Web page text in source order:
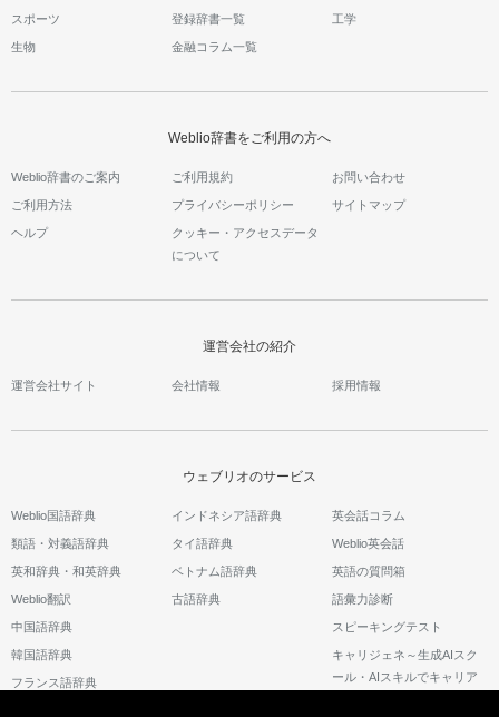
スポーツ 登録辞書一覧 工学
生物 金融コラム一覧
Weblio辞書をご利用の方へ
Weblio辞書のご案内 ご利用規約 お問い合わせ
ご利用方法 プライバシーポリシー サイトマップ
ヘルプ
クッキー・アクセスデータ
について
運営会社の紹介
運営会社サイト 会社情報 採用情報
ウェブリオのサービス
Weblio国語辞典
類語・対義語辞典
英和辞典・和英辞典
Weblio翻訳
中国語辞典
韓国語辞典
フランス語辞典
インドネシア語辞典
タイ語辞典
ベトナム語辞典
古語辞典
英会話コラム
Weblio英会話
英語の質問箱
語彙力診断
スピーキングテスト
キャリジェネ～生成AIスク
ール・AIスキルでキャリア